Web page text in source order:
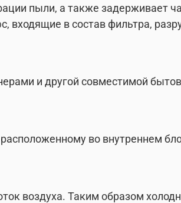
пыли, а также задерживает
входящие в состав фильтра,
и другой совместимой
во внутреннем
воздуха. Таким образом